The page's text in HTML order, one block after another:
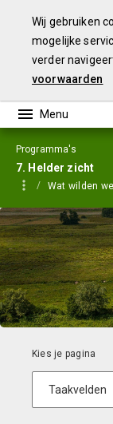
Wij gebruiken
mogelijke
verder
voorwaarden
Programma's
7. Helder zicht
Wat wilden